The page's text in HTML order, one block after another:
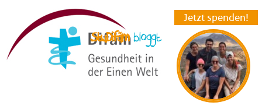
Jetzt spenden!
StuDifäm